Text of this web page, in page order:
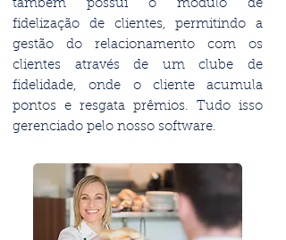
também possui o módulo de
fidelização de clientes, permitindo a
gestão do relacionamento com os
clientes através de um clube de
fidelidade, onde o cliente acumula
pontos e resgata prêmios. Tudo isso
gerenciado pelo nosso software.